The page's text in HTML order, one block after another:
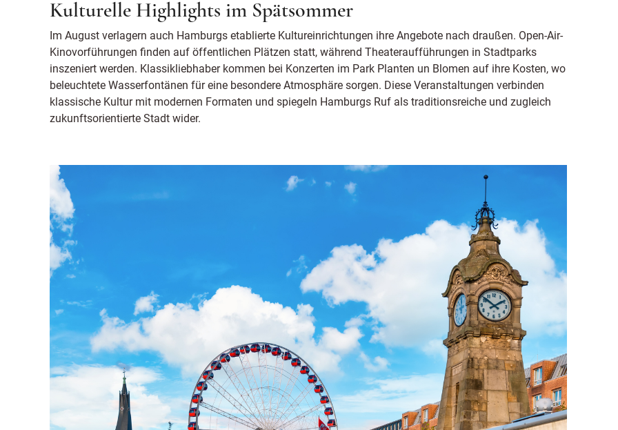
Kulturelle Highlights im Spätsommer
Im August verlagern auch Hamburgs etablierte Kultureinrichtungen ihre Angebote nach draußen. Open-Air-
Kinovorführungen finden auf öffentlichen Plätzen statt, während Theateraufführungen in Stadtparks
inszeniert werden. Klassikliebhaber kommen bei Konzerten im Park Planten un Blomen auf ihre Kosten, wo
beleuchtete Wasserfontänen für eine besondere Atmosphäre sorgen. Diese Veranstaltungen verbinden
klassische Kultur mit modernen Formaten und spiegeln Hamburgs Ruf als traditionsreiche und zugleich
zukunftsorientierte Stadt wider.